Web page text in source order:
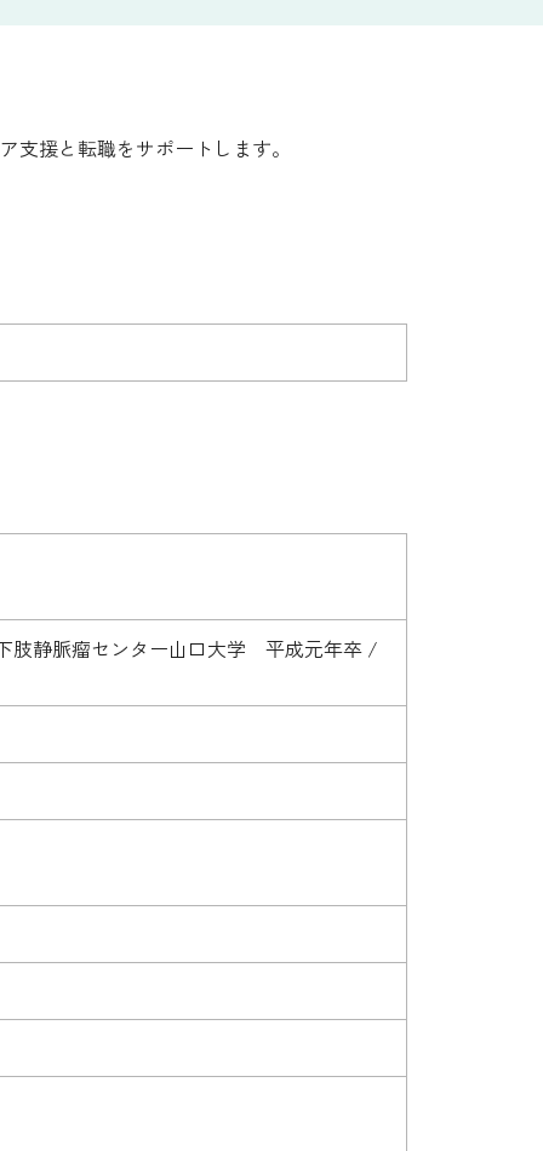
援と転職をサポートします。
静脈瘤センター山口大学 平成元年卒 /